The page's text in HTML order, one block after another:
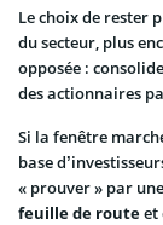
Le choix de rester
du secteur, plus
opposée :
des actionnaires
Si la fenêtre
base
« prouver » par
feuille de routeet